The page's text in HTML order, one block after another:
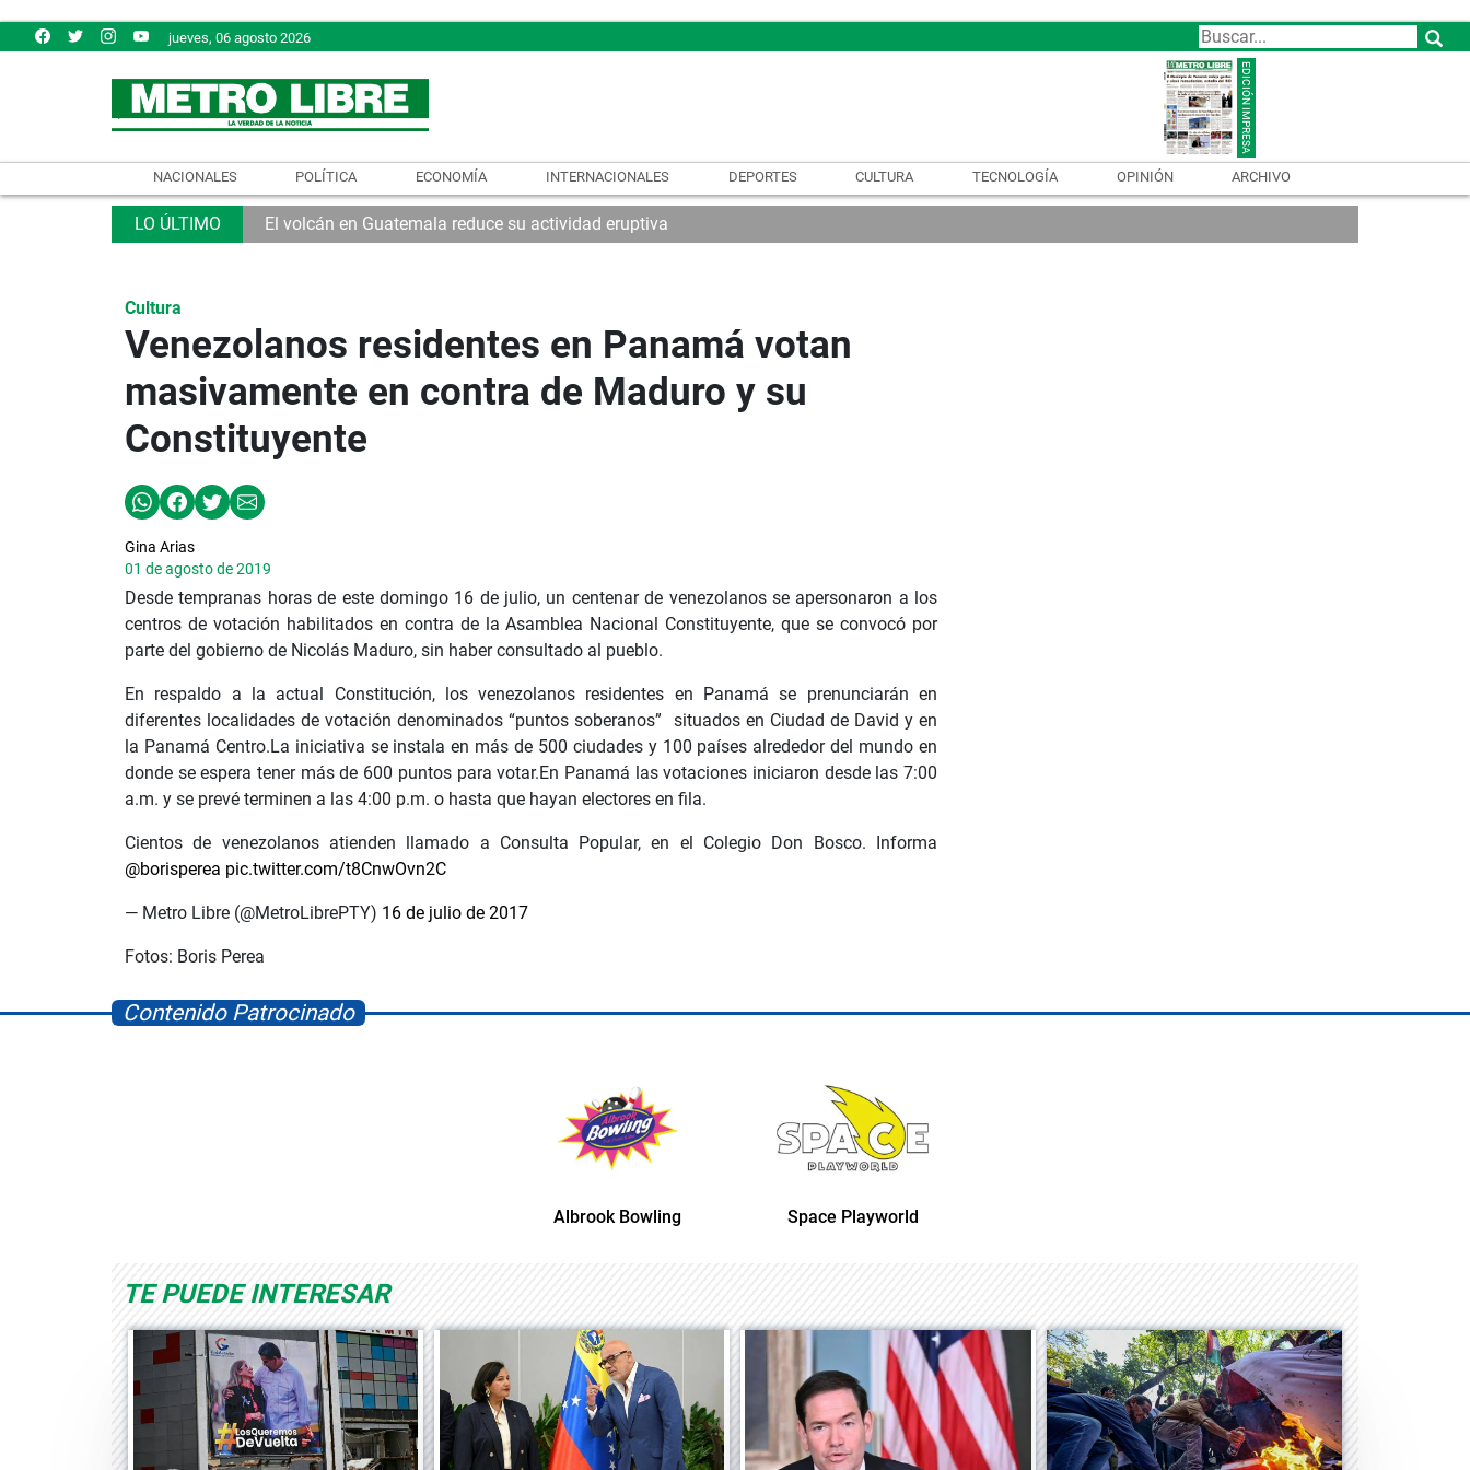
jueves, 06 agosto 2026
NACIONALES POLÍTICA ECONOMÍA INTERNACIONALES DEPORTES CULTURA TECNOLOGÍA OPINIÓN ARCHIVO
El volcán en Guatemala reduce su actividad eruptiva
Cultura
Venezolanos residentes en Panamá votan
masivamente en contra de Maduro y su
Constituyente
Gina Arias
01 de agosto de 2019
Desde tempranas horas de este domingo 16 de julio, un centenar de venezolanos se apersonaron a los
centros de votación habilitados en contra de la Asamblea Nacional Constituyente, que se convocó por
parte del gobierno de Nicolás Maduro, sin haber consultado al pueblo.
En respaldo a la actual Constitución, los venezolanos residentes en Panamá se prenunciarán en
diferentes localidades de votación denominados “puntos soberanos” situados en Ciudad de David y en
la Panamá Centro.La iniciativa se instala en más de 500 ciudades y 100 países alrededor del mundo en
donde se espera tener más de 600 puntos para votar.En Panamá las votaciones iniciaron desde las 7:00
a.m. y se prevé terminen a las 4:00 p.m. o hasta que hayan electores en fila.
Cientos de venezolanos atienden llamado a Consulta Popular, en el Colegio Don Bosco. Informa
@borisperea pic.twitter.com/t8CnwOvn2C
— Metro Libre (@MetroLibrePTY) 16 de julio de 2017
Fotos: Boris Perea
Contenido Patrocinado
Albrook Bowling Space Playworld
TE PUEDE INTERESAR